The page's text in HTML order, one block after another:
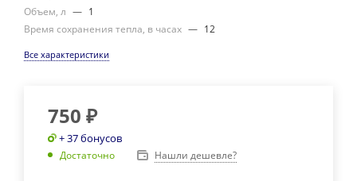
Объем, л — 1
Время сохранения тепла, в часах — 12
Все характеристики
750 ₽
+ 37 бонусов
Достаточно Нашли дешевле?